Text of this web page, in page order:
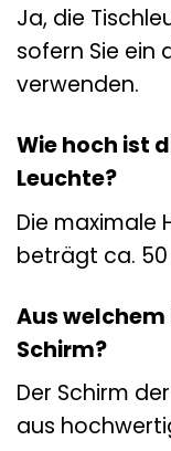
Ja, die
sofern Sie ein
verwenden.
Wie hoch ist
Leuchte?
Die maximale
beträgt ca.
Aus
Schirm?
Der Schirm
aus